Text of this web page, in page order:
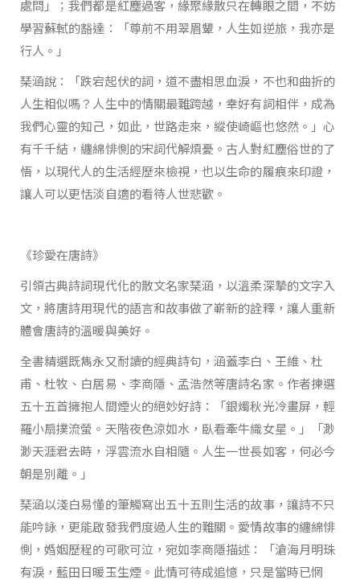
處問」；我們都是紅塵過客，緣聚緣散只在轉眼之間，不妨
學習蘇軾的豁達：「尊前不用翠眉顰，人生如逆旅，我亦是
行人。」
琹涵說：「跌宕起伏的詞，道不盡相思血淚，不也和曲折的
人生相似嗎？人生中的情關最難跨越，幸好有詞相伴，成為
我們心靈的知己，如此，世路走來，縱使崎嶇也悠然。」心
有千千結，纏綿悱惻的宋詞代解煩憂。古人對紅塵俗世的了
悟，以現代人的生活經歷來檢視，也以生命的履痕來印證，
讓人可以更恬淡自適的看待人世悲歡。
《珍愛在唐詩》
引領古典詩詞現代化的散文名家琹涵，以溫柔深摯的文字入
文，將唐詩用現代的語言和故事做了嶄新的詮釋，讓人重新
體會唐詩的溫暖與美好。
全書精選既雋永又耐讀的經典詩句，涵蓋李白、王維、杜
甫、杜牧、白居易、李商隱、孟浩然等唐詩名家。作者揀選
五十五首擁抱人間煙火的絕妙好詩：「銀燭秋光冷畫屏，輕
羅小扇撲流螢。天階夜色涼如水，臥看牽牛織女星。」「渺
渺天涯君去時，浮雲流水自相隨。人生一世長如客，何必今
朝是別離。」
琹涵以淺白易懂的筆觸寫出五十五則生活的故事，讓詩不只
能吟詠，更能啟發我們度過人生的難關。愛情故事的纏綿悱
惻，婚姻歷程的可歌可泣，宛如李商隱描述：「滄海月明珠
有淚，藍田日暖玉生煙。此情可待成追憶，只是當時已惘